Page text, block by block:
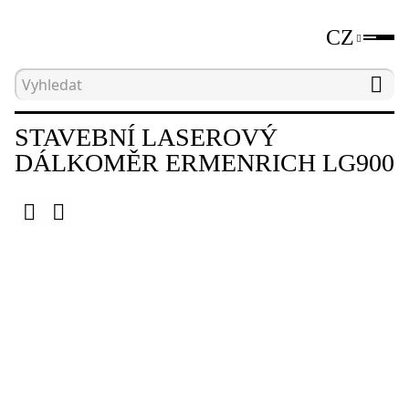
CZ
Hlavní strana
STAVEBNÍ LASEROVÝ
DÁLKOMĚR ERMENRICH LG900